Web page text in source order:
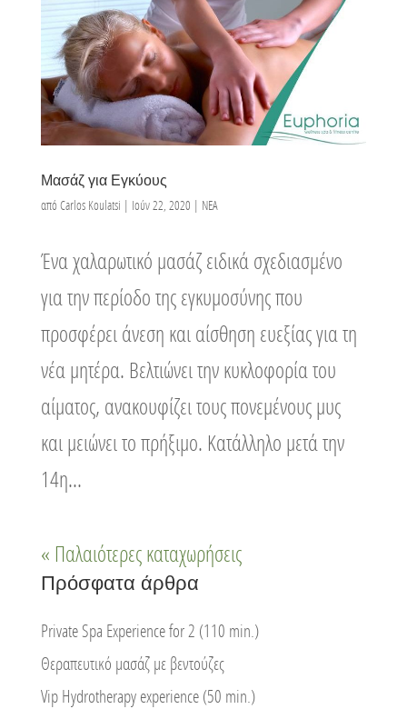
Μασάζ για Εγκύους
από Carlos Koulatsi | Ιούν 22, 2020 | ΝΕΑ
Ένα χαλαρωτικό μασάζ ειδικά σχεδιασμένο
για την περίοδο της εγκυμοσύνης που
προσφέρει άνεση και αίσθηση ευεξίας για τη
νέα μητέρα. Βελτιώνει την κυκλοφορία του
αίματος, ανακουφίζει τους πονεμένους μυς
και μειώνει το πρήξιμο. Κατάλληλο μετά την
14η...
« Παλαιότερες καταχωρήσεις
Πρόσφατα άρθρα
Private Spa Experience for 2 (110 min.)
Θεραπευτικό μασάζ με βεντούζες
Vip Hydrotherapy experience (50 min.)